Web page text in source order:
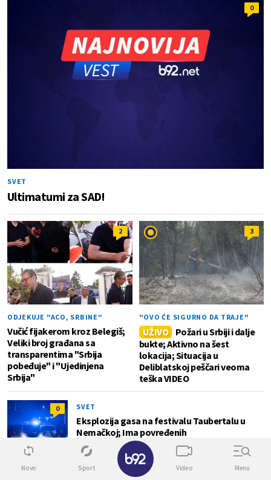
0
SVET
Ultimatumi za SAD!
2
ODJEKUJE "ACO, SRBINE"
Vučić fijakerom kroz Belegiš;
Veliki broj građana sa
transparentima "Srbija
pobeđuje" i "Ujedinjena
Srbija"
3
"OVO ĆE SIGURNO DA TRAJE"
UŽIVO
Požari u Srbiji i dalje
bukte; Aktivno na šest
lokacija; Situacija u
Deliblatskoj peščari veoma
teška VIDEO
0 SVET
Eksplozija gasa na festivalu Taubertalu u
Nemačkoj; Ima povređenih
Novo Sport Video Menu
✕